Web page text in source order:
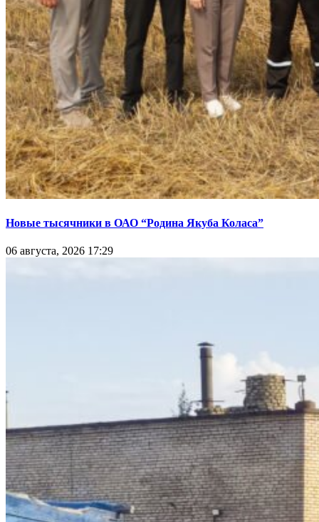
Новые тысячники в ОАО “Родина Якуба Коласа”
06 августа, 2026 17:29